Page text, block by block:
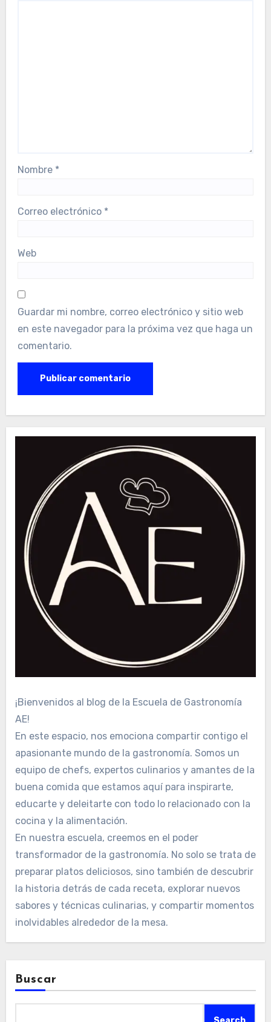
Nombre *
Correo electrónico *
Web
Guardar mi nombre, correo electrónico y sitio web
en este navegador para la próxima vez que haga un
comentario.
¡Bienvenidos al blog de la Escuela de Gastronomía
AE!
En este espacio, nos emociona compartir contigo el
apasionante mundo de la gastronomía. Somos un
equipo de chefs, expertos culinarios y amantes de la
buena comida que estamos aquí para inspirarte,
educarte y deleitarte con todo lo relacionado con la
cocina y la alimentación.
En nuestra escuela, creemos en el poder
transformador de la gastronomía. No solo se trata de
preparar platos deliciosos, sino también de descubrir
la historia detrás de cada receta, explorar nuevos
sabores y técnicas culinarias, y compartir momentos
inolvidables alrededor de la mesa.
Buscar